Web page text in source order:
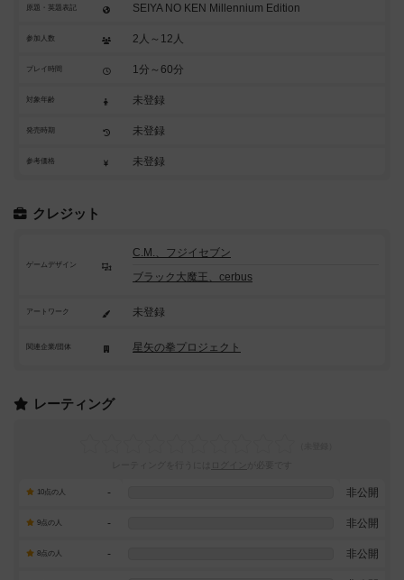
原題・英題表記 SEIYA NO KEN Millennium Edition
参加人数 2人～12人
プレイ時間 1分～60分
対象年齢 未登録
発売時期 未登録
参考価格 未登録
クレジット
ゲームデザイン
C.M.、フジイセブン
ブラック大魔王、cerbus
アートワーク 未登録
関連企業/団体 星矢の拳プロジェクト
レーティング
10点の人 - 非公開
9点の人 - 非公開
8点の人 - 非公開